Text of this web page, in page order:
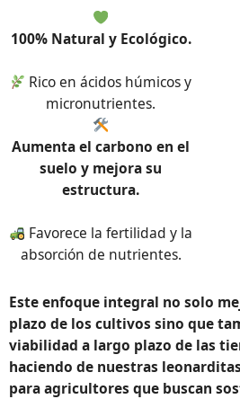
100% Natural y Ecológico.
Rico en ácidos húmicos y
micronutrientes.
Aumenta el carbono en el
suelo y mejora su
estructura.
Favorece la fertilidad y la
absorción de nutrientes.
Este enfoque integral no solo
plazo de los cultivos sino que
viabilidad a largo plazo de las
haciendo de nuestras
para agricultores que buscan